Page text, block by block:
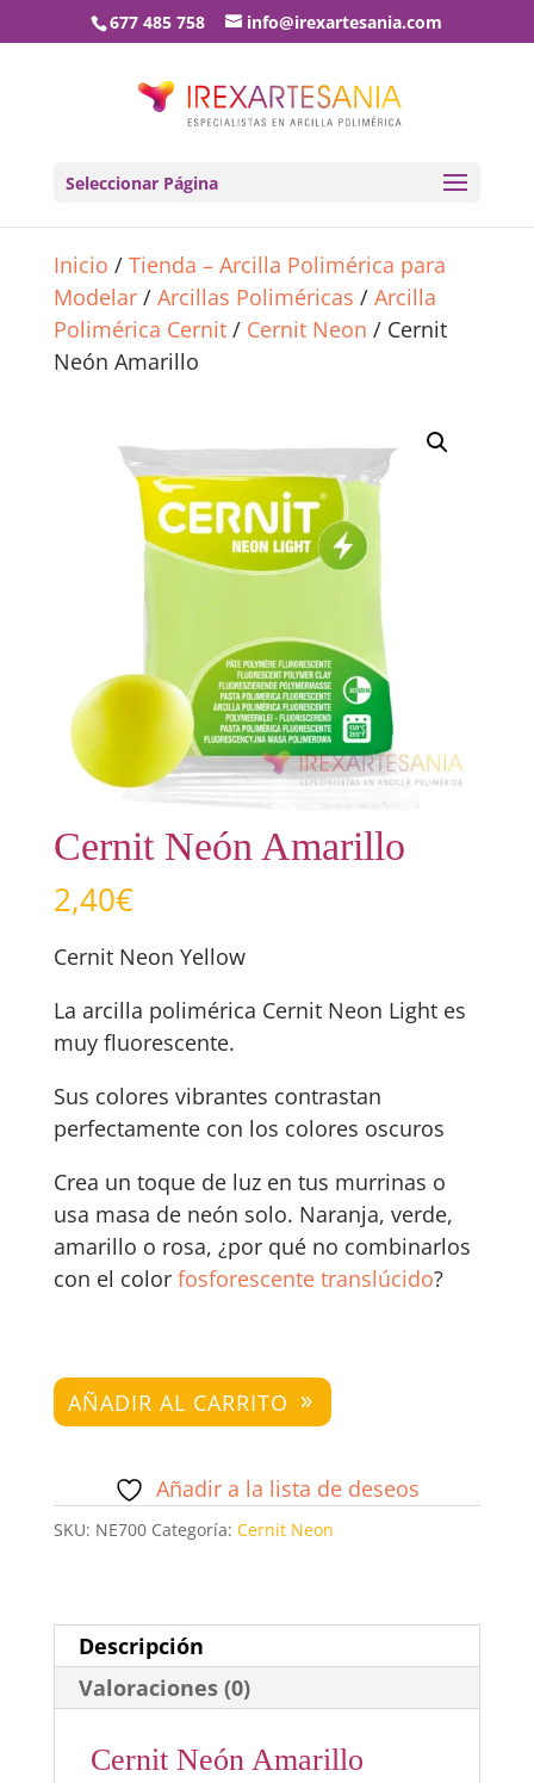
677 485 758 info@irexartesania.com
Seleccionar Página
Inicio / Tienda – Arcilla Polimérica para
Modelar/ Arcillas Poliméricas / Arcilla
Polimérica Cernit/ Cernit Neon / Cernit
Neón Amarillo
Cernit Neón Amarillo
2,40€
Cernit Neon Yellow
La arcilla polimérica Cernit Neon Light es
muy fluorescente.
Sus colores vibrantes contrastan
perfectamente con los colores oscuros
Crea un toque de luz en tus murrinas o
usa masa de neón solo. Naranja, verde,
amarillo o rosa, ¿por qué no combinarlos
con el colorfosforescente translúcido?
Cernit
Neón
cantidad
AÑADIR AL CARRITO
Añadir a la lista de deseos
SKU: NE700 Categoría: Cernit Neon
Descripción
Valoraciones (0)
Cernit Neón Amarillo